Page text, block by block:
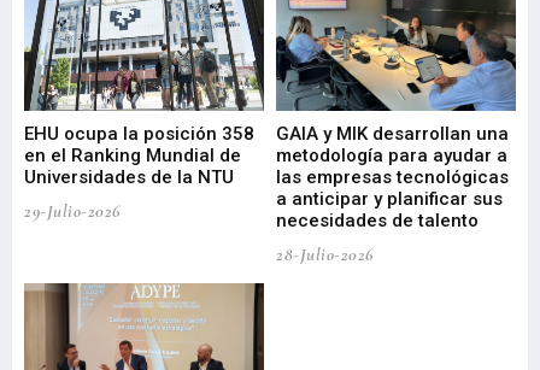
EHU ocupa la posición 358
en el Ranking Mundial de
Universidades de la NTU
29-Julio-2026
GAIA y MIK desarrollan una
metodología para ayudar a
las empresas tecnológicas
a anticipar y planificar sus
necesidades de talento
28-Julio-2026